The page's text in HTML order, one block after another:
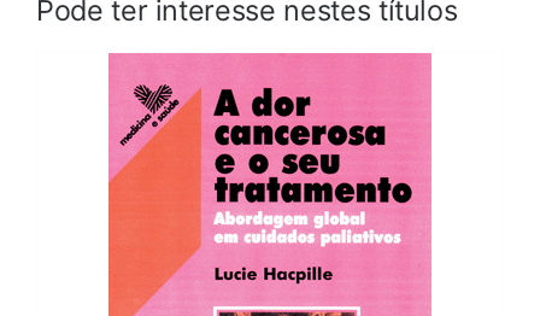
Pode ter interesse nestes títulos